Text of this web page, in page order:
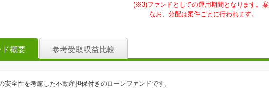
(※3)ファンドとしての運用期間となります。
なお、分配は案件ごとに行われます。
ド概要 参考受取収益比較
安全性を考慮した不動産担保付きのローンファンドです。